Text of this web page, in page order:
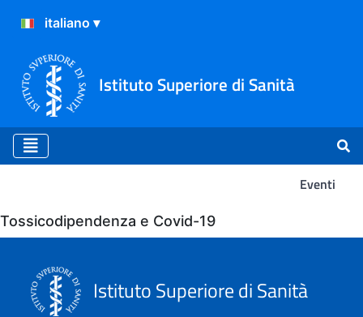
Istituto Superiore di Sanità
Eventi
Eventi
Tossicodipendenza e Covid-19
Istituto Superiore di Sanità